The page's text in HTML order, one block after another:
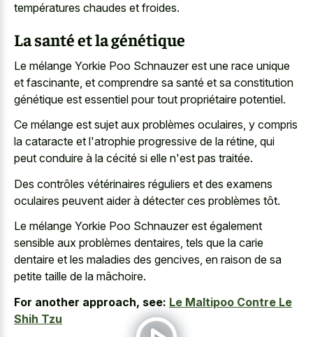
températures chaudes et froides.
La santé et la génétique
Le mélange Yorkie Poo Schnauzer est une race unique
et fascinante, et comprendre sa santé et sa constitution
génétique est essentiel pour tout propriétaire potentiel.
Ce mélange est sujet aux problèmes oculaires, y compris
la cataracte et l'atrophie progressive de la rétine, qui
peut conduire à la cécité si elle n'est pas traitée.
Des contrôles vétérinaires réguliers et des examens
oculaires peuvent aider à détecter ces problèmes tôt.
Le mélange Yorkie Poo Schnauzer est également
sensible aux problèmes dentaires, tels que la carie
dentaire et les maladies des gencives, en raison de sa
petite taille de la mâchoire.
For another approach, see: Le Maltipoo Contre Le
Shih Tzu